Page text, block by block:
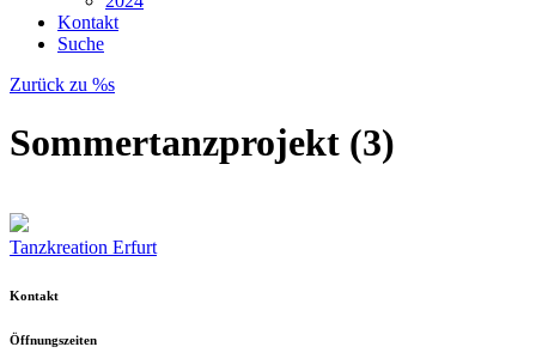
Kontakt
Suche
Zurück zu %s
Sommertanzprojekt (3)
Tanzkreation Erfurt
Kontakt
Öffnungszeiten